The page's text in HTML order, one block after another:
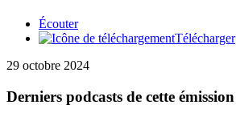
Écouter
Télécharger
29 octobre 2024
Derniers podcasts de cette émission